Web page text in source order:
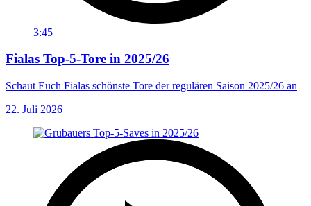
3:45
Fialas Top-5-Tore in 2025/26
Schaut Euch Fialas schönste Tore der regulären Saison 2025/26 an
22. Juli 2026